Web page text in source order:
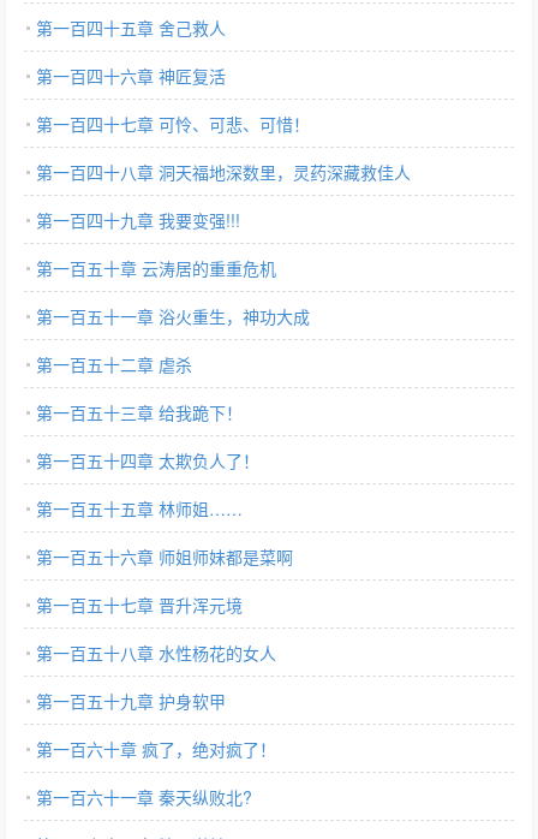
第一百四十五章 舍己救人
第一百四十六章 神匠复活
第一百四十七章 可怜、可悲、可惜！
第一百四十八章 洞天福地深数里，灵药深藏救佳人
第一百四十九章 我要变强!!!
第一百五十章 云涛居的重重危机
第一百五十一章 浴火重生，神功大成
第一百五十二章 虐杀
第一百五十三章 给我跪下！
第一百五十四章 太欺负人了！
第一百五十五章 林师姐……
第一百五十六章 师姐师妹都是菜啊
第一百五十七章 晋升浑元境
第一百五十八章 水性杨花的女人
第一百五十九章 护身软甲
第一百六十章 疯了，绝对疯了！
第一百六十一章 秦天纵败北?